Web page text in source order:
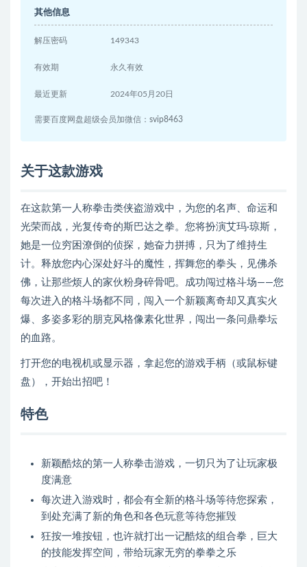
其他信息
解压密码 149343
有效期 永久有效
最近更新 2024年05月20日
需要百度网盘超级会员加微信：svip8463
关于这款游戏
在这款第一人称拳击类侠盗游戏中，为您的名声、命运和
光荣而战，光复传奇的斯巴达之拳。您将扮演艾玛·琼斯，
她是一位穷困潦倒的侦探，她奋力拼搏，只为了维持生
计。释放您内心深处好斗的魔性，挥舞您的拳头，见佛杀
佛，让那些烦人的家伙粉身碎骨吧。成功闯过格斗场——您
每次进入的格斗场都不同，闯入一个新颖离奇却又真实火
爆、多姿多彩的朋克风格像素化世界，闯出一条问鼎拳坛
的血路。
打开您的电视机或显示器，拿起您的游戏手柄（或鼠标键
盘），开始出招吧！
特色
新颖酷炫的第一人称拳击游戏，一切只为了让玩家极
度满意
每次进入游戏时，都会有全新的格斗场等待您探索，
到处充满了新的角色和各色玩意等待您摧毁
狂按一堆按钮，也许就打出一记酷炫的组合拳，巨大
的技能发挥空间，带给玩家无穷的拳拳之乐